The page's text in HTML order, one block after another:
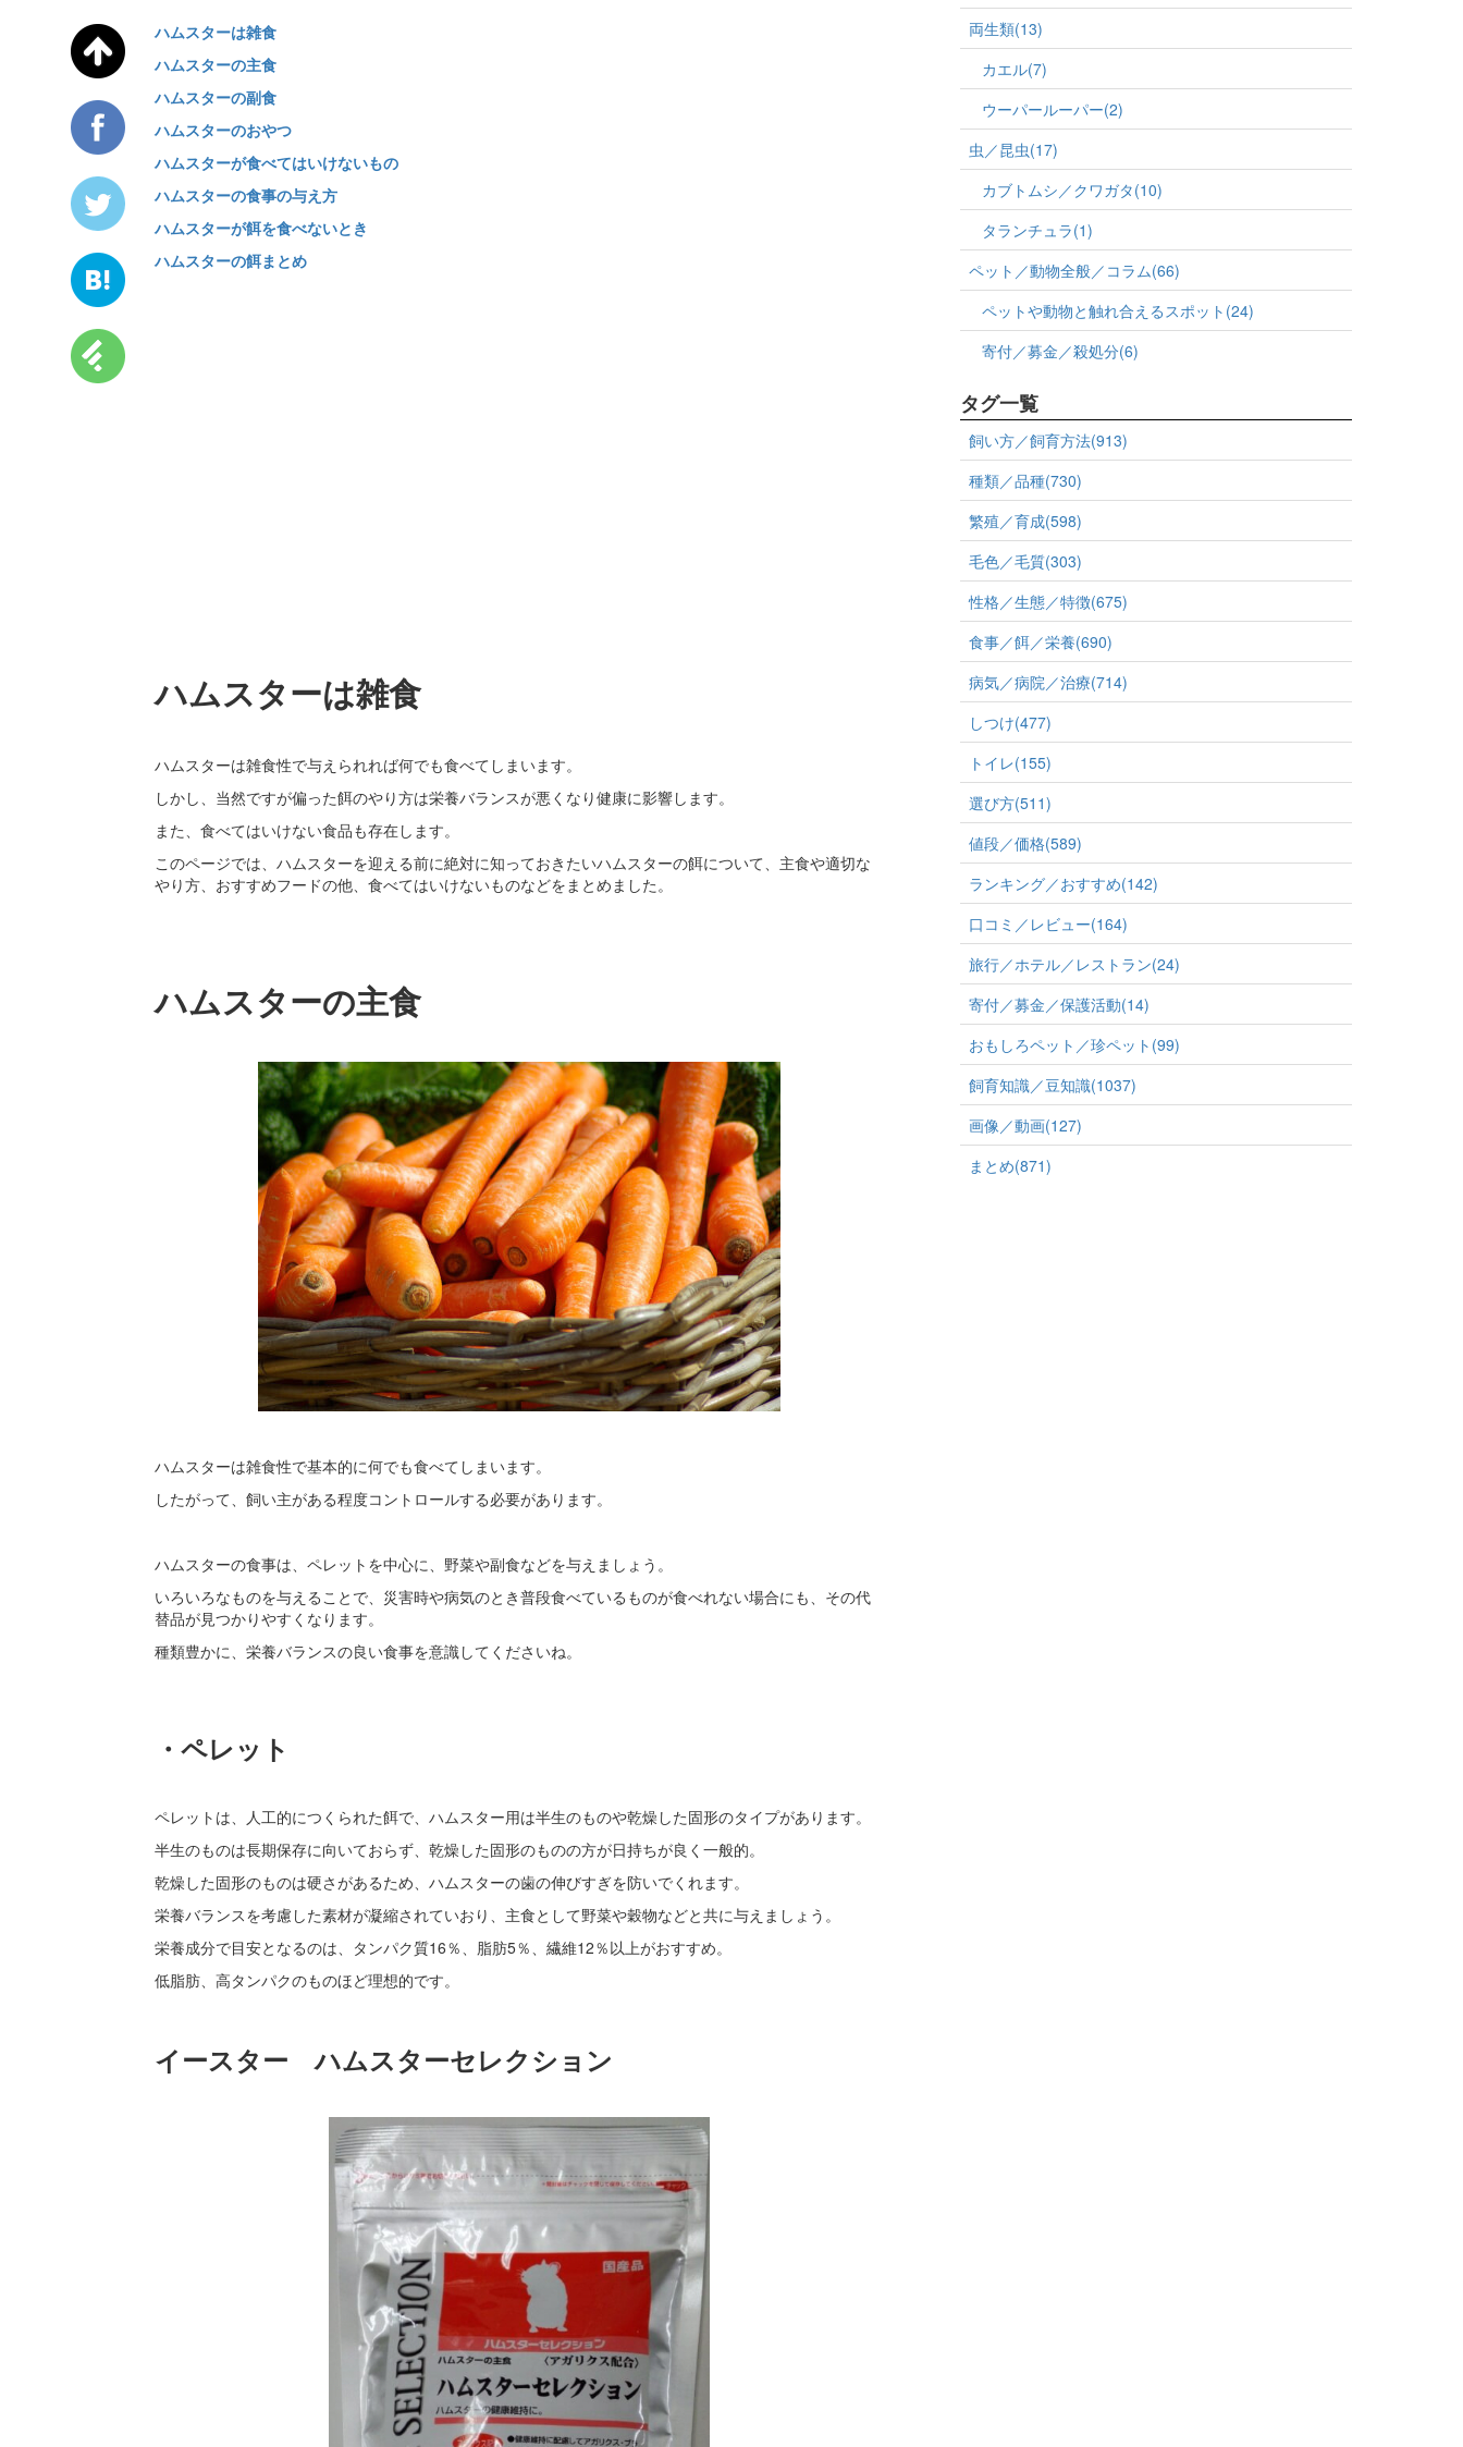
ハムスターは雑食
ハムスターの主食
ハムスターの副食
ハムスターのおやつ
ハムスターが食べてはいけないもの
ハムスターの食事の与え方
ハムスターが餌を食べないとき
ハムスターの餌まとめ
ハムスターは雑食
ハムスターは雑食性で与えられれば何でも食べてしまいます。
しかし、当然ですが偏った餌のやり方は栄養バランスが悪くなり健康に影響します。
また、食べてはいけない食品も存在します。
このページでは、ハムスターを迎える前に絶対に知っておきたいハムスターの餌について、主食や適切な
やり方、おすすめフードの他、食べてはいけないものなどをまとめました。
ハムスターの主食
ハムスターは雑食性で基本的に何でも食べてしまいます。
したがって、飼い主がある程度コントロールする必要があります。
ハムスターの食事は、ペレットを中心に、野菜や副食などを与えましょう。
いろいろなものを与えることで、災害時や病気のとき普段食べているものが食べれない場合にも、その代
替品が見つかりやすくなります。
種類豊かに、栄養バランスの良い食事を意識してくださいね。
・ペレット
ペレットは、人工的につくられた餌で、ハムスター用は半生のものや乾燥した固形のタイプがあります。
半生のものは長期保存に向いておらず、乾燥した固形のものの方が日持ちが良く一般的。
乾燥した固形のものは硬さがあるため、ハムスターの歯の伸びすぎを防いでくれます。
栄養バランスを考慮した素材が凝縮されていおり、主食として野菜や穀物などと共に与えましょう。
栄養成分で目安となるのは、タンパク質16％、脂肪5％、繊維12％以上がおすすめ。
低脂肪、高タンパクのものほど理想的です。
イースター ハムスターセレクション
両生類(13)
カエル(7)
ウーパールーパー(2)
虫／昆虫(17)
カブトムシ／クワガタ(10)
タランチュラ(1)
ペット／動物全般／コラム(66)
ペットや動物と触れ合えるスポット(24)
寄付／募金／殺処分(6)
タグ一覧
飼い方／飼育方法(913)
種類／品種(730)
繁殖／育成(598)
毛色／毛質(303)
性格／生態／特徴(675)
食事／餌／栄養(690)
病気／病院／治療(714)
しつけ(477)
トイレ(155)
選び方(511)
値段／価格(589)
ランキング／おすすめ(142)
口コミ／レビュー(164)
旅行／ホテル／レストラン(24)
寄付／募金／保護活動(14)
おもしろペット／珍ペット(99)
飼育知識／豆知識(1037)
画像／動画(127)
まとめ(871)